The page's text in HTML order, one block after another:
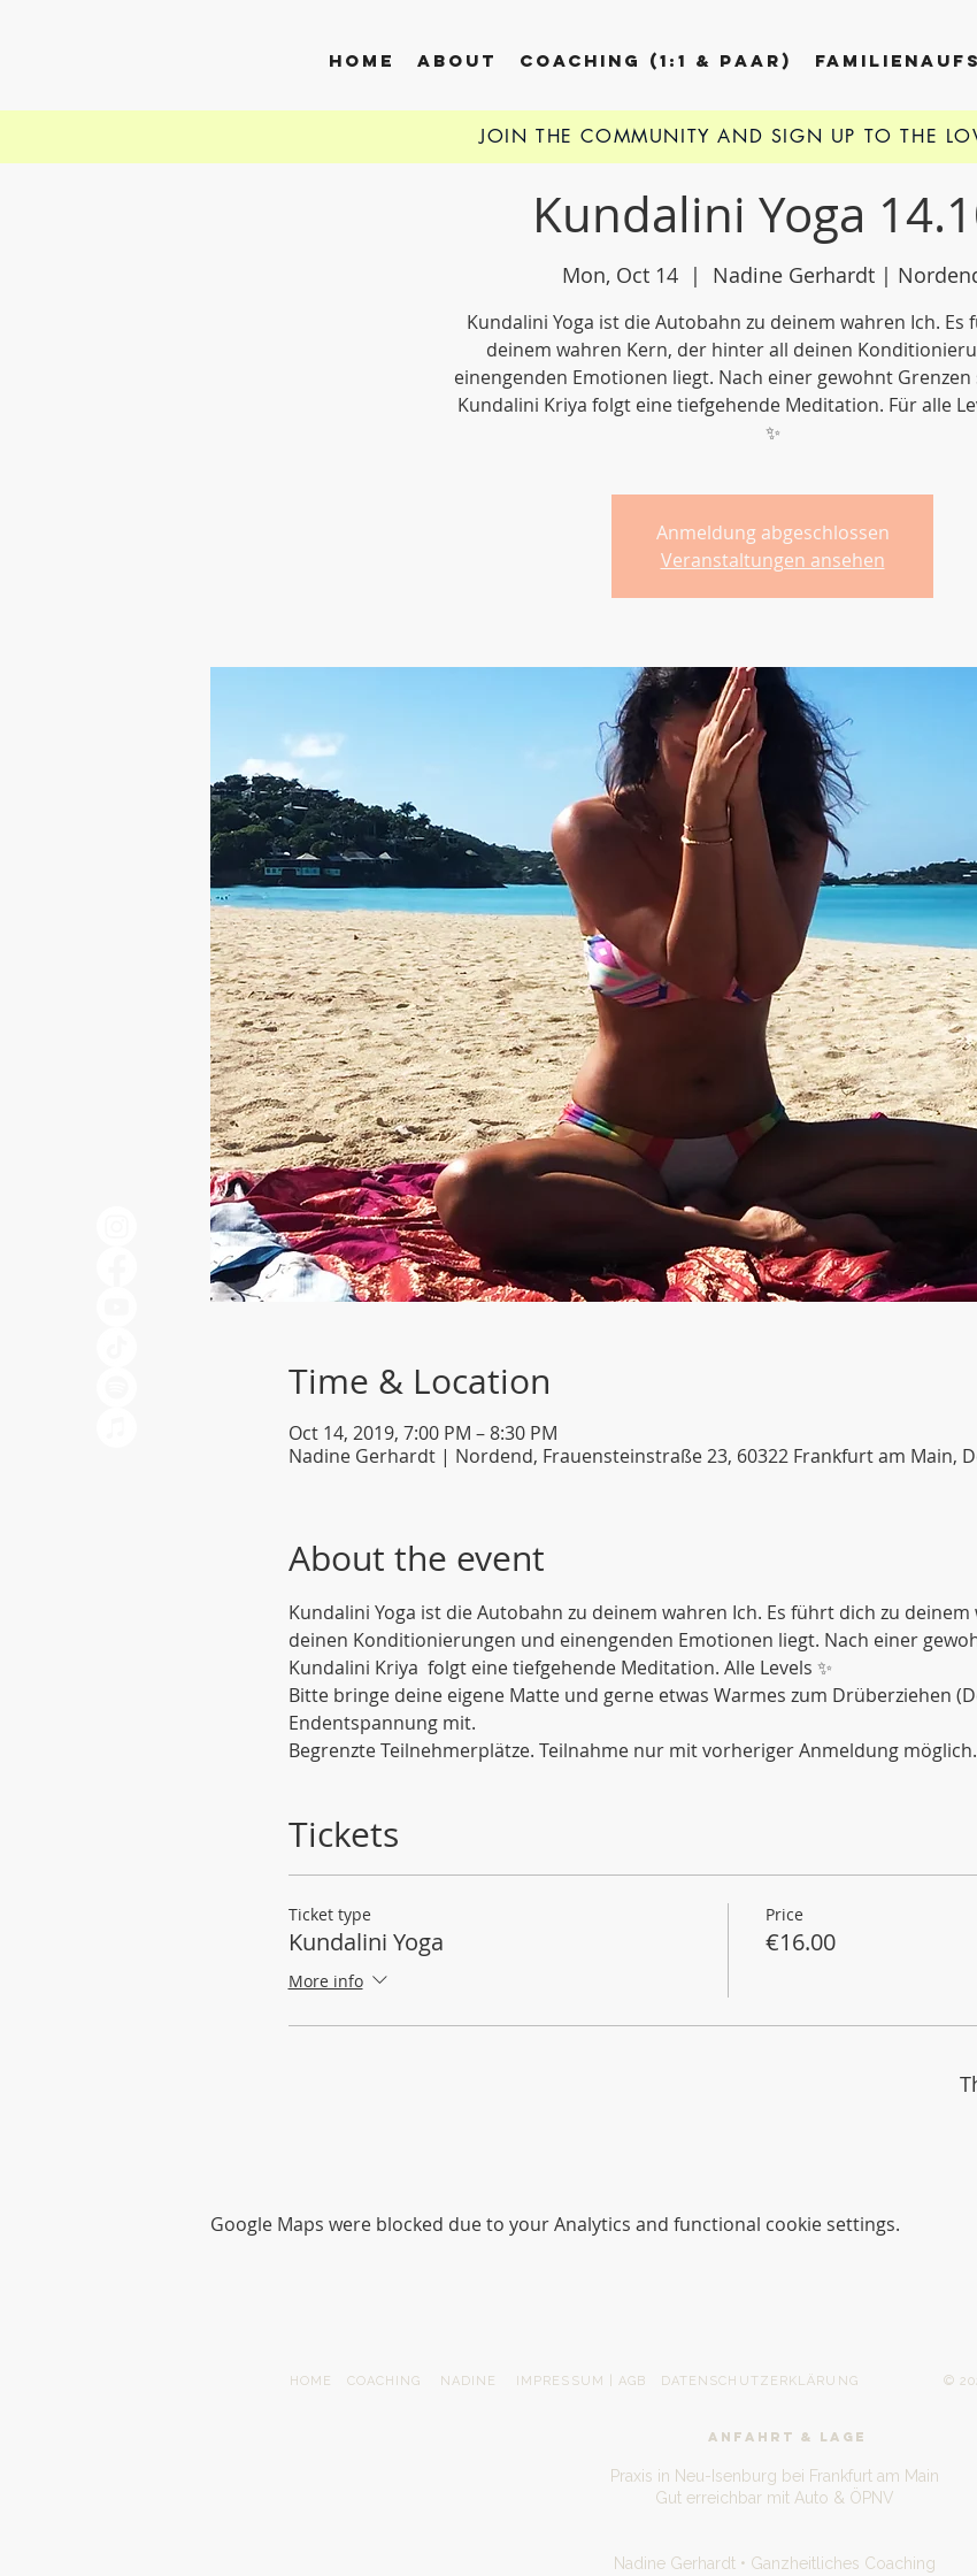
HOME ABOUT COACHING (1:1 & PAAR)
Kundalini Yoga
Mon, Oct 14
  |
Nadine Gerhardt |
Kundalini Yoga ist die Autobahn zu deinem wahren Ich. Es
deinem wahren Kern, der hinter all deinen
einengenden Emotionen liegt. Nach einer gewohnt
Kundalini Kriya folgt eine tiefgehende Meditation. Für alle
✨
Anmeldung abgeschlossen
Veranstaltungen ansehen
Time & Location
Oct 14, 2019, 7:00 PM – 8:30 PM
Nadine Gerhardt | Nordend, Frauensteinstraße 23, 60322 Frankfurt am Main,
About the event
Kundalini Yoga ist die Autobahn zu deinem wahren Ich. Es führt dich zu
deinen Konditionierungen und einengenden Emotionen liegt. Nach einer
Kundalini Kriya  folgt eine tiefgehende Meditation. Alle Levels ✨
Bitte bringe deine eigene Matte und gerne etwas Warmes zum Drüberziehen
Endentspannung mit.
Begrenzte Teilnehmerplätze. Teilnahme nur mit vorheriger Anmeldung möglich.
Tickets
Ticket type
Kundalini Yoga
More info
Price
€16.00
Google Maps were blocked due to your Analytics and functional cookie settings.
JOIN THE COMMUNITY AND SIGN UP TO THE
HOME COACHING NADINE IMPRESSUM | AGB DATENSCHUTZERKLÄRUNG © 2026
Praxis in Neu-Isenburg bei Frankfurt am Main
Gut erreichbar mit Auto & ÖPNV
Nadine Gerhardt • Ganzheitliches Coaching
ANFAHRT & LAGE